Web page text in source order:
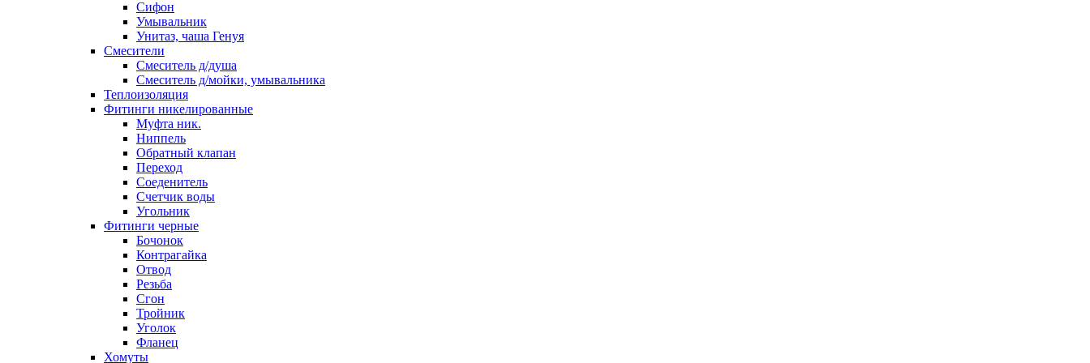
Сифон
Умывальник
Унитаз, чаша Генуя
Смесители
Смеситель д/душа
Смеситель д/мойки, умывальника
Теплоизоляция
Фитинги никелированные
Муфта ник.
Ниппель
Обратный клапан
Переход
Соеденитель
Счетчик воды
Угольник
Фитинги черные
Бочонок
Контрагайка
Отвод
Резьба
Сгон
Тройник
Уголок
Фланец
Хомуты